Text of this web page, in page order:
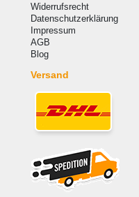
Widerrufsrecht
Datenschutzerklärung
Impressum
AGB
Blog
Versand